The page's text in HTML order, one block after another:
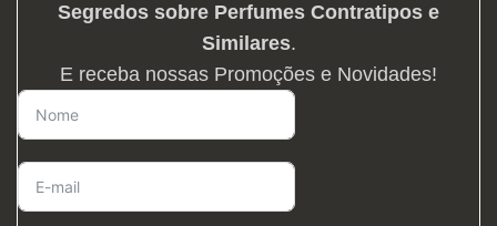
Segredos sobre Perfumes Contratipos e
Similares.
E receba nossas Promoções e Novidades!